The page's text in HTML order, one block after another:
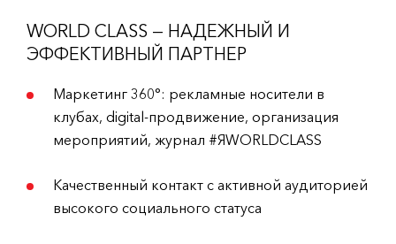
WORLD CLASS — НАДЕЖНЫЙ И
ЭФФЕКТИВНЫЙ ПАРТНЕР
Маркетинг 360°: рекламные носители в
клубах, digital-продвижение, организация
мероприятий, журнал #ЯWORLDCLASS
Качественный контакт с активной аудиторией
высокого социального статуса